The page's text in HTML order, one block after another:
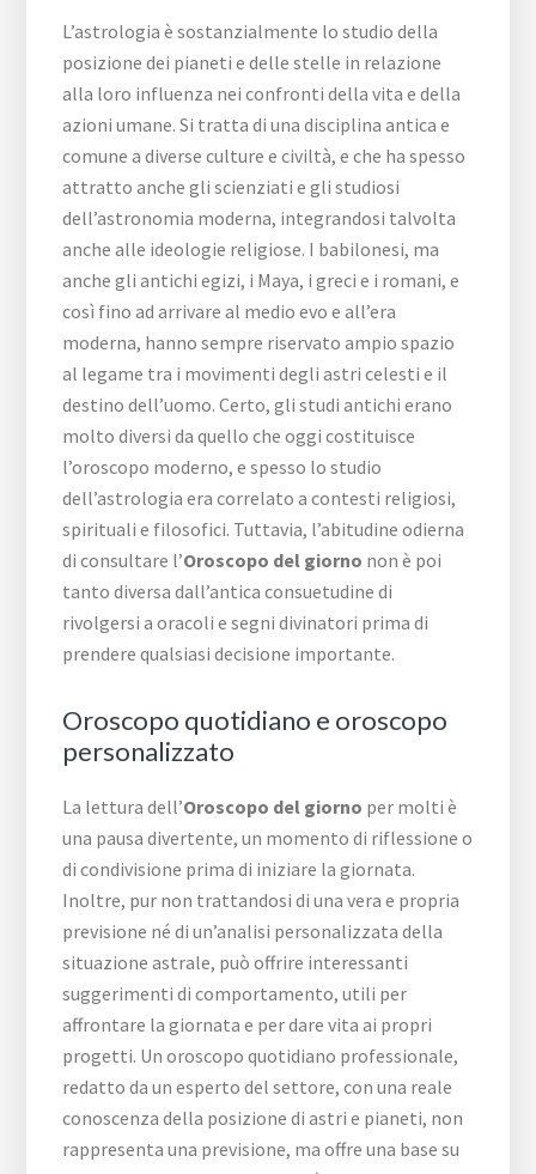
L’astrologia è sostanzialmente lo studio della
posizione dei pianeti e delle stelle in relazione
alla loro influenza nei confronti della vita e della
azioni umane. Si tratta di una disciplina antica e
comune a diverse culture e civiltà, e che ha spesso
attratto anche gli scienziati e gli studiosi
dell’astronomia moderna, integrandosi talvolta
anche alle ideologie religiose. I babilonesi, ma
anche gli antichi egizi, i Maya, i greci e i romani, e
così fino ad arrivare al medio evo e all’era
moderna, hanno sempre riservato ampio spazio
al legame tra i movimenti degli astri celesti e il
destino dell’uomo. Certo, gli studi antichi erano
molto diversi da quello che oggi costituisce
l’oroscopo moderno, e spesso lo studio
dell’astrologia era correlato a contesti religiosi,
spirituali e filosofici. Tuttavia, l’abitudine odierna
di consultare l’Oroscopo del giorno non è poi
tanto diversa dall’antica consuetudine di
rivolgersi a oracoli e segni divinatori prima di
prendere qualsiasi decisione importante.
Oroscopo quotidiano e oroscopo
personalizzato
La lettura dell’Oroscopo del giorno per molti è
una pausa divertente, un momento di riflessione o
di condivisione prima di iniziare la giornata.
Inoltre, pur non trattandosi di una vera e propria
previsione né di un’analisi personalizzata della
situazione astrale, può offrire interessanti
suggerimenti di comportamento, utili per
affrontare la giornata e per dare vita ai propri
progetti. Un oroscopo quotidiano professionale,
redatto da un esperto del settore, con una reale
conoscenza della posizione di astri e pianeti, non
rappresenta una previsione, ma offre una base su